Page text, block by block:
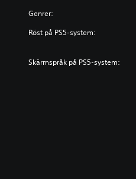
Genrer:
Röst på PS5-system:
Skärmspråk på PS5-system: